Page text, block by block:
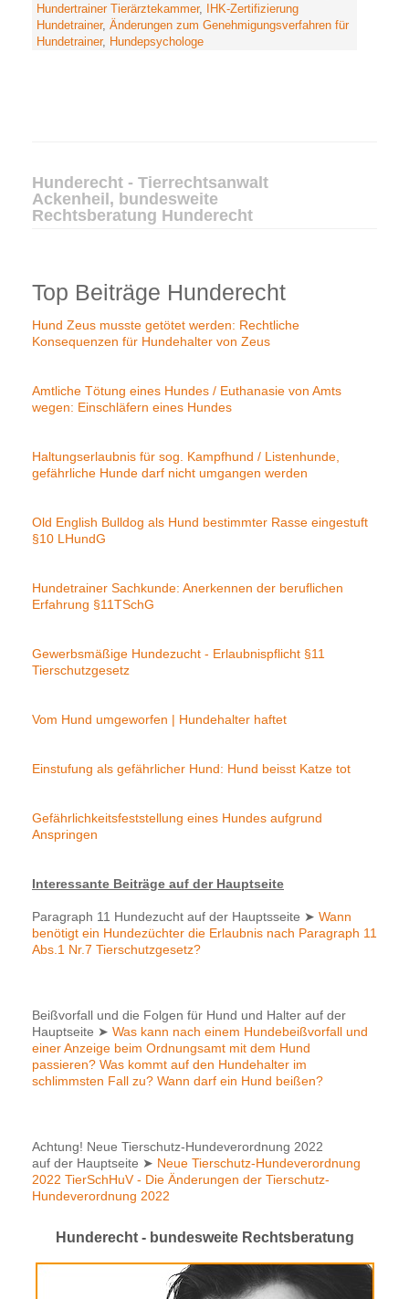
Hundertrainer Tierärztekammer,
IHK-Zertifizierung
Hundetrainer, Änderungen zum Genehmigungsverfahren für
Hundetrainer, Hundepsychologe
Hunderecht - Tierrechtsanwalt
Ackenheil, bundesweite
Rechtsberatung Hunderecht
Top Beiträge Hunderecht
Hund Zeus musste getötet werden: Rechtliche
Konsequenzen für Hundehalter von Zeus
Amtliche Tötung eines Hundes / Euthanasie von Amts
wegen: Einschläfern eines Hundes
Haltungserlaubnis für sog. Kampfhund / Listenhunde,
gefährliche Hunde darf nicht umgangen werden
Old English Bulldog als Hund bestimmter Rasse eingestuft
§10 LHundG
Hundetrainer Sachkunde: Anerkennen der beruflichen
Erfahrung §11TSchG
Gewerbsmäßige Hundezucht - Erlaubnispflicht §11
Tierschutzgesetz
Vom Hund umgeworfen | Hundehalter haftet
Einstufung als gefährlicher Hund: Hund beisst Katze tot
Gefährlichkeitsfeststellung eines Hundes aufgrund
Anspringen
Interessante Beiträge auf der Hauptseite
Paragraph 11 Hundezucht auf der Hauptsseite ➤ Wann
benötigt ein Hundezüchter die Erlaubnis nach Paragraph 11
Abs.1 Nr.7 Tierschutzgesetz?
Beißvorfall und die Folgen für Hund und Halter auf der
Hauptseite ➤ Was kann nach einem Hundebeißvorfall und
einer Anzeige beim Ordnungsamt mit dem Hund
passieren? Was kommt auf den Hundehalter im
schlimmsten Fall zu? Wann darf ein Hund beißen?
Achtung! Neue Tierschutz-Hundeverordnung 2022
auf der Hauptseite ➤ Neue Tierschutz-Hundeverordnung
2022 TierSchHuV - Die Änderungen der Tierschutz-
Hundeverordnung 2022
Hunderecht - bundesweite Rechtsberatung